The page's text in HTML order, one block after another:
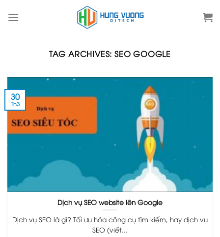
TAG ARCHIVES:SEO GOOGLE
Dịch vụ SEO website lên Google
Dịch vụ SEO là gì? Tối ưu hóa công cụ tìm kiếm, hay dịch vụ
SEO (viết...
30
Th3